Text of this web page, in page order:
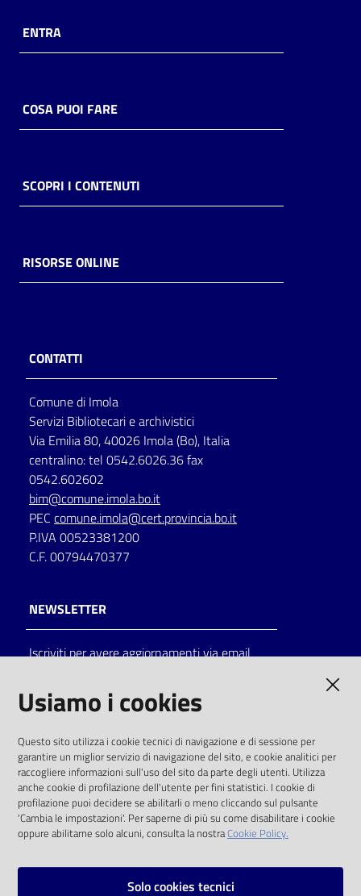
ENTRA
COSA PUOI FARE
SCOPRI I CONTENUTI
RISORSE ONLINE
CONTATTI
Comune di Imola
Servizi Bibliotecari e archivistici
Via Emilia 80, 40026 Imola (Bo), Italia
centralino: tel 0542.6026.36 fax
0542.602602
bim@comune.imola.bo.it
PEC comune.imola@cert.provincia.bo.it
P.IVA 00523381200
C.F. 00794470377
NEWSLETTER
Iscriviti per avere aggiornamenti via email
solo alle condizioni previste dalla direttiva
comunitaria 2003/98/CE e dal d.lgs. 36/2006
SOCIAL
Instagram
Usiamo i cookies
Questo sito utilizza i cookie tecnici di navigazione e di sessione per
garantire un miglior servizio di navigazione del sito, e cookie analitici per
raccogliere informazioni sull'uso del sito da parte degli utenti. Utilizza
anche cookie di profilazione dell'utente per fini statistici. I cookie di
profilazione puoi decidere se abilitarli o meno cliccando sul pulsante
'Cambia le impostazioni'. Per saperne di più su come disabilitare i cookie
oppure abilitarne solo alcuni, consulta la nostraCookie Policy.
Solo cookies tecnici